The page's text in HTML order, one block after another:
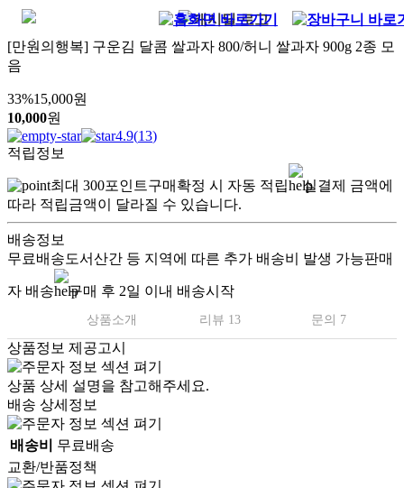
[만원의행복] 구운김 달콤 쌀과자 800/허니 쌀과자 900g 2종 모
음
33%15,000원
10,000원
4.9(13)
적립정보
최대 300포인트구매확정 시 자동 적립
실결제 금액에
따라 적립금액이 달라질 수 있습니다.
배송정보
무료배송도서산간 등 지역에 따른 추가 배송비 발생 가능판매
자 배송 구매 후 2일 이내 배송시작
상품소개 리뷰 13 문의 7
상품정보 제공고시
상품 상세 설명을 참고해주세요.
배송 상세정보
배송비
무료배송
교환/반품정책